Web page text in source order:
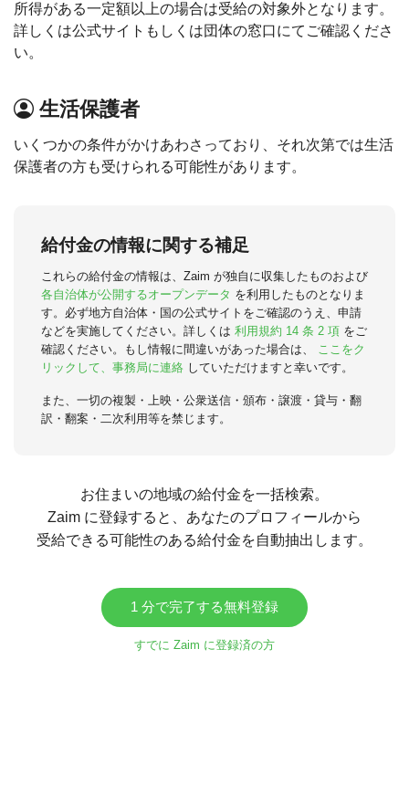
所得がある一定額以上の場合は受給の対象外となります。
詳しくは公式サイトもしくは団体の窓口にてご確認くださ
い。
生活保護者
いくつかの条件がかけあわさっており、それ次第では生活
保護者の方も受けられる可能性があります。
給付金の情報に関する補足
これらの給付金の情報は、Zaim が独自に収集したものおよび
各自治体が公開するオープンデータ を利用したものとなりま
す。必ず地方自治体・国の公式サイトをご確認のうえ、申請
などを実施してください。詳しくは 利用規約 14 条 2 項 をご
確認ください。もし情報に間違いがあった場合は、
ここをク
リックして、事務局に連絡 していただけますと幸いです。
また、一切の複製・上映・公衆送信・頒布・譲渡・貸与・翻
訳・翻案・二次利用等を禁じます。
お住まいの地域の給付金を一括検索。
Zaim に登録すると、あなたのプロフィールから
受給できる可能性のある給付金を自動抽出します。
1 分で完了する無料登録
すでに Zaim に登録済の方